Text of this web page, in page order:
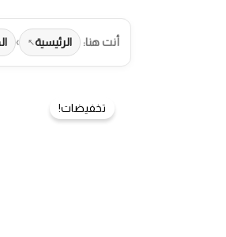
أنت هنا: الرئيسية ›
تخفيضات!